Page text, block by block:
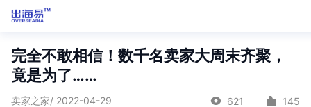
完全不敢相信！数千名卖家大周末齐聚，
竟是为了……
卖家之家/ 2022-04-29 621 145